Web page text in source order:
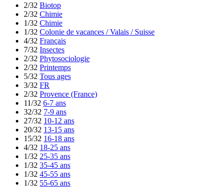
2/32 Biotop
2/32 Chimie
1/32 Chimie
1/32 Colonie de vacances / Valais / Suisse
4/32 Français
7/32 Insectes
2/32 Phytosociologie
2/32 Printemps
5/32 Tous ages
3/32 FR
2/32 Provence (France)
11/32 6-7 ans
32/32 7-9 ans
27/32 10-12 ans
20/32 13-15 ans
15/32 16-18 ans
4/32 18-25 ans
1/32 25-35 ans
1/32 35-45 ans
1/32 45-55 ans
1/32 55-65 ans